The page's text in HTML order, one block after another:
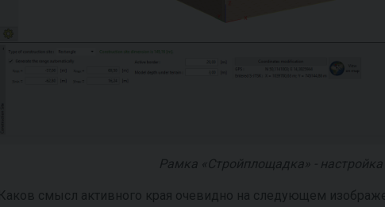
Рамка «Стройплощадка» -
Каков смысл активного края очевидно на следующем